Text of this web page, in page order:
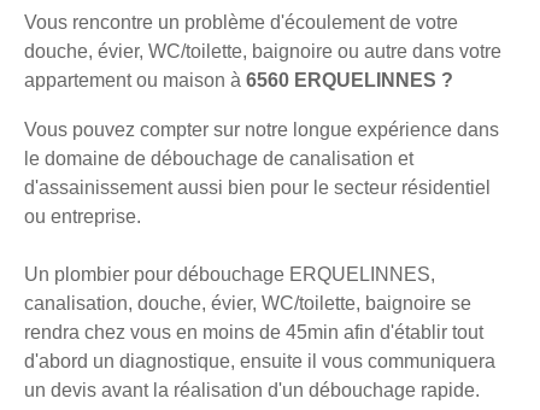
Vous rencontre un problème d'écoulement de votre
douche, évier, WC/toilette, baignoire ou autre dans votre
appartement ou maison à 6560 ERQUELINNES ?
Vous pouvez compter sur notre longue expérience dans
le domaine de débouchage de canalisation et
d'assainissement aussi bien pour le secteur résidentiel
ou entreprise.
Un plombier pour débouchage ERQUELINNES,
canalisation, douche, évier, WC/toilette, baignoire se
rendra chez vous en moins de 45min afin d'établir tout
d'abord un diagnostique, ensuite il vous communiquera
un devis avant la réalisation d'un débouchage rapide.